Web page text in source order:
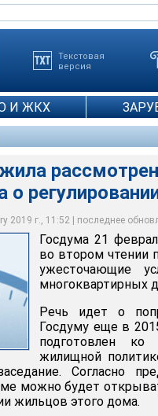
Текстовая
версия
И ЖКХ
о
2019 г., 11:52 | последнее
Госдума 21
во втором чтении
ужесточающие
многоквартирных
Речь идет о
Госдуму еще в
подготовлен
жилищной
Согласно
можно будет
жильцов этого дома.